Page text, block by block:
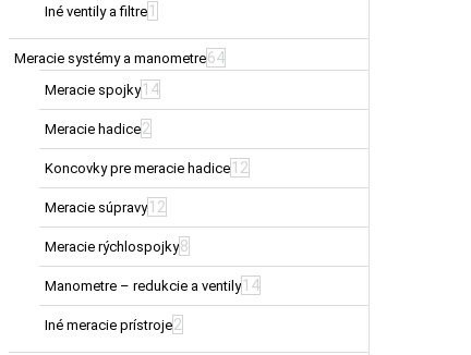
Iné ventily a filtre 1
Meracie systémy a manometre64
Meracie spojky 14
Meracie hadice2
Koncovky pre meracie hadice 12
Meracie súpravy 12
Meracie rýchlospojky8
Manometre – redukcie a ventily 14
Iné meracie prístroje2